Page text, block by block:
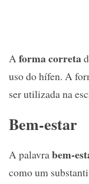
Aforma correta
uso do hífen. A
ser utilizada na
Bem-estar
A palavrabem-
como um